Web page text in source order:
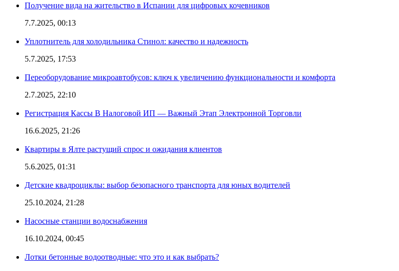
Получение вида на жительство в Испании для цифровых кочевников
7.7.2025, 00:13
Уплотнитель для холодильника Стинол: качество и надежность
5.7.2025, 17:53
Переоборудование микроавтобусов: ключ к увеличению функциональности и комфорта
2.7.2025, 22:10
Регистрация Кассы В Налоговой ИП — Важный Этап Электронной Торговли
16.6.2025, 21:26
Квартиры в Ялте растущий спрос и ожидания клиентов
5.6.2025, 01:31
Детские квадроциклы: выбор безопасного транспорта для юных водителей
25.10.2024, 21:28
Насосные станции водоснабжения
16.10.2024, 00:45
Лотки бетонные водоотводные: что это и как выбрать?